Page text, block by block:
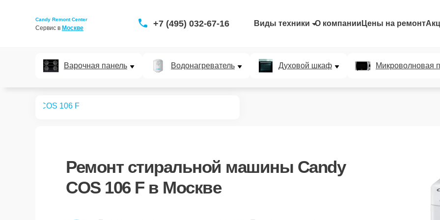
Candy Remont Center
Сервис в Москве +7 (495) 032-67-16 Виды техники О компании Цены на ремонт
Варочная панель Водонагреватель Духовой шкаф Микроволновая
COS 106 F
Ремонт стиральной машины Candy
COS 106 Fв Москве